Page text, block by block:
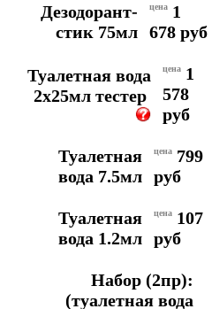
Дезодорант-
стик 75мл
цена 1
678 руб
Туалетная вода
2x25мл тестер
цена 1
578
руб
Туалетная
вода 7.5мл
цена 799
руб
Туалетная
вода 1.2мл
цена 107
руб
Набор (2пр):
(туалетная вода